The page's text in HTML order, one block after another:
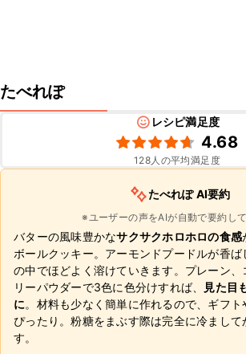
たべれぽ
レシピ満足度
4.68
128人の平均満足度
たべれぽ AI要約
※ユーザーの声をAIが自動で要約し
バターの風味豊かなサクサクホロホロの食感
ボールクッキー。アーモンドプードルが香ば
の中でほどよく溶けていきます。プレーン
リーパウダーで3色に色分けすれば、
見た目
に。材料も少なく簡単に作れるので、ギフト
ぴったり。粉糖をまぶす際は完全に冷まし
す。